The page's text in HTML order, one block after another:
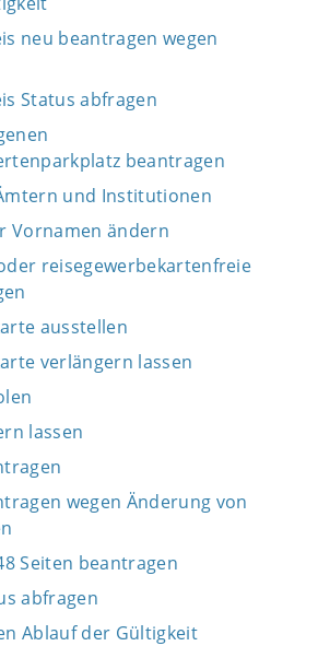
neu beantragen wegen
Status abfragen
beantragen
und Institutionen
Vornamen ändern
reisegewerbekartenfreie
ausstellen
verlängern lassen
lassen
wegen Änderung von
Seiten beantragen
abfragen
Ablauf der Gültigkeit